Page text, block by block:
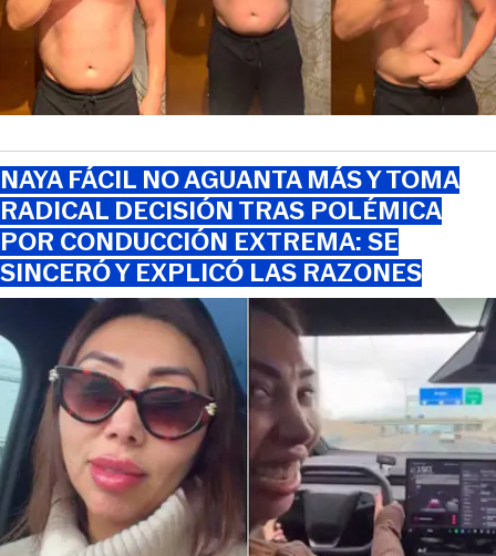
NAYA FÁCIL NO AGUANTA MÁS Y TOMA
RADICAL DECISIÓN TRAS POLÉMICA
POR CONDUCCIÓN EXTREMA: SE
SINCERÓ Y EXPLICÓ LAS RAZONES